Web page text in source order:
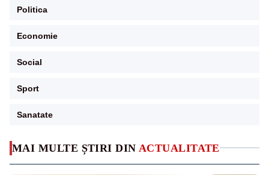
MAI MULTE ȘTIRI DIN ACTUALITATE
Politica
Economie
Social
Sport
Sanatate